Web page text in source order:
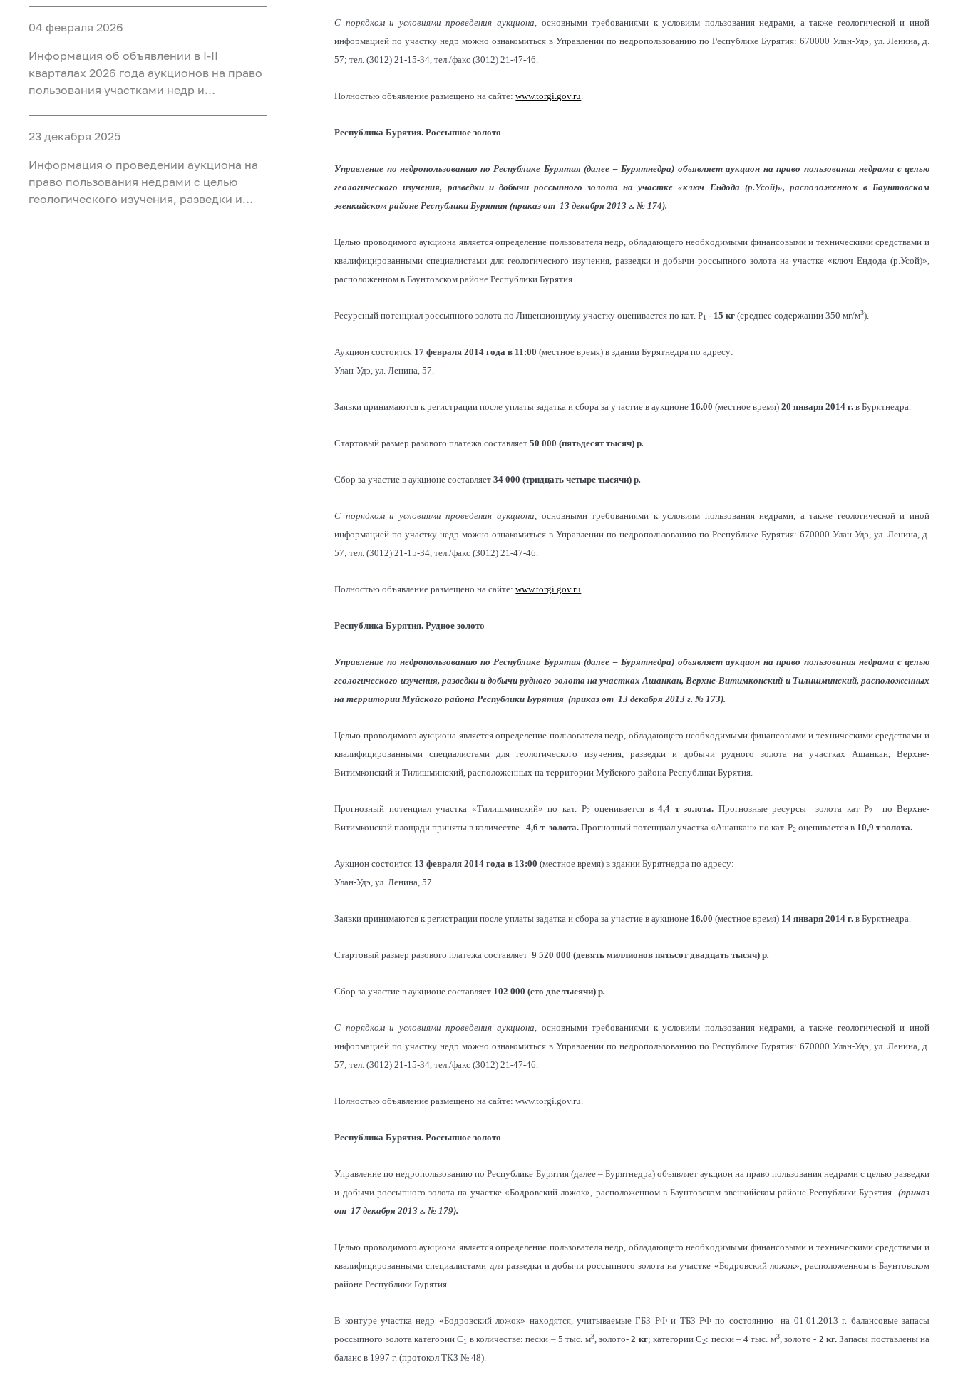
недропользования, в том числе из
вскрышных и вмещающих горных пород,
недропользования, в том числе
вскрышных и вмещающих горных пород»
расположенного на территории Ханты-
Мансийского района Ханты-
Мансийского автономного округа - Югры
04 февраля 2026
Информация об объявлении в I-II
кварталах 2026 года аукционов на право
пользования участками недр и
23 декабря 2025
Информация о проведении аукциона на
право пользования недрами с целью
геологического изучения, разведки и
С порядком и условиями проведения аукциона, основными требованиями к условиям пользования недрами, а также геологической и иной
информацией по участку недр можно ознакомиться в Управлении по недропользованию по Республике Бурятия: 670000 Улан-Удэ, ул. Ленина, д.
57; тел. (3012) 21-15-34, тел./факс (3012) 21-47-46.
Полностью объявление размещено на сайте:www.torgi.gov.ru
Республика Бурятия. Россыпное золото
Управление по недропользованию по Республике Бурятия (далее – Бурятнедра) объявляет аукцион на право пользования недрами с целью
геологического изучения, разведки и добычи россыпного золота на участке «ключ Ендода (р.Усой)», расположенном в Баунтовском
эвенкийском районе Республики Бурятия (приказ от 13 декабря 2013 г. № 174).
Целью проводимого аукциона является определение пользователя недр, обладающего необходимыми финансовыми и техническими средствами и
квалифицированными специалистами для геологического изучения, разведки и добычи россыпного золота на участке «ключ Ендода (р.Усой)»,
расположенном в Баунтовском районе Республики Бурятия.
Ресурсный потенциал россыпного золота по Лицензионнуму участку оценивается по кат. Р1 - 15 кг (среднее содержании 350 мг/м3).
Аукцион состоится 17 февраля 2014 года в 11:00 (местное время) в здании Бурятнедра по адресу:
Улан-Удэ, ул. Ленина, 57.
Заявки принимаются к регистрации после уплаты задатка и сбора за участие в аукционе 16.00 (местное время)20 января 2014 г. в Бурятнедра.
Стартовый размер разового платежа составляет50 000 (пятьдесят тысяч) р.
Сбор за участие в аукционе составляет34 000 (тридцать четыре тысячи) р.
С порядком и условиями проведения аукциона, основными требованиями к условиям пользования недрами, а также геологической и иной
информацией по участку недр можно ознакомиться в Управлении по недропользованию по Республике Бурятия: 670000 Улан-Удэ, ул. Ленина, д.
57; тел. (3012) 21-15-34, тел./факс (3012) 21-47-46.
Полностью объявление размещено на сайте:www.torgi.gov.ru
Республика Бурятия. Рудное золото
Управление по недропользованию по Республике Бурятия (далее – Бурятнедра) объявляет аукцион на право пользования недрами с целью
геологического изучения, разведки и добычи рудного золота на участках Ашанкан, Верхне-Витимконский и Тилишминский, расположенных
на территории Муйского района Республики Бурятия (приказ от 13 декабря 2013 г. № 173).
Целью проводимого аукциона является определение пользователя недр, обладающего необходимыми финансовыми и техническими средствами и
квалифицированными специалистами для геологического изучения, разведки и добычи рудного золота на участках Ашанкан, Верхне-
Витимконский и Тилишминский, расположенных на территории Муйского района Республики Бурятия.
Прогнозный потенциал участка «Тилишминский» по кат. Р2оценивается в4,4 т золота. Прогнозные ресурсы золота кат Р2
по Верхне-
Витимконской площади приняты в количестве4,6 т золота. Прогнозный потенциал участка «Ашанкан» по кат. Р2 оценивается в 10,9 т золота.
Аукцион состоится 13 февраля 2014 года в 13:00 (местное время) в здании Бурятнедра по адресу:
Улан-Удэ, ул. Ленина, 57.
Заявки принимаются к регистрации после уплаты задатка и сбора за участие в аукционе 16.00 (местное время) 14 января 2014 г. в Бурятнедра.
Стартовый размер разового платежа составляет9 520 000 (девять миллионов пятьсот двадцать тысяч) р.
Сбор за участие в аукционе составляет 102 000 (сто две тысячи) р.
С порядком и условиями проведения аукциона, основными требованиями к условиям пользования недрами, а также геологической и иной
информацией по участку недр можно ознакомиться в Управлении по недропользованию по Республике Бурятия: 670000 Улан-Удэ, ул. Ленина, д.
57; тел. (3012) 21-15-34, тел./факс (3012) 21-47-46.
Полностью объявление размещено на сайте: www.torgi.gov.ru.
Республика Бурятия. Россыпное золото
Управление по недропользованию по Республике Бурятия (далее – Бурятнедра) объявляет аукцион на право пользования недрами с целью разведки
и добычи россыпного золота на участке «Бодровский ложок», расположенном в Баунтовском эвенкийском районе Республики Бурятия (приказ
от 17 декабря 2013 г. № 179).
Целью проводимого аукциона является определение пользователя недр, обладающего необходимыми финансовыми и техническими средствами и
квалифицированными специалистами для разведки и добычи россыпного золота на участке «Бодровский ложок», расположенном в Баунтовском
районе Республики Бурятия.
В контуре участка недр «Бодровский ложок» находятся, учитываемые ГБЗ РФ и ТБЗ РФ по состоянию на 01.01.2013 г. балансовые запасы
россыпного золота категории С1 в количестве: пески – 5 тыс. м3, золото-2 кг; категории С2: пески – 4 тыс. м3, золото - 2 кг. Запасы поставлены на
баланс в 1997 г. (протокол ТКЗ № 48).